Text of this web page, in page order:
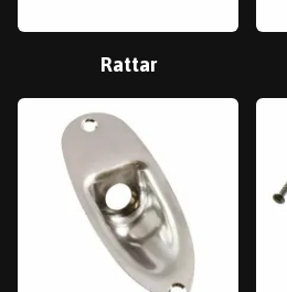
Rattar